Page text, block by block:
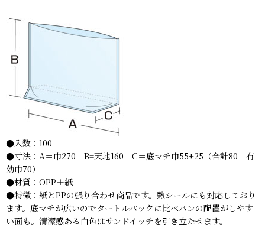
●入数：100
●寸法：A＝巾270 B=天地160 C＝底マチ巾55+25（合計80 有
効巾70）
●材質：OPP＋紙
●特徴：紙とPPの張り合わせ商品です。熱シールにも対応しており
ます。底マチが広いのでタートルパックに比べパンの配置がしやす
い面も。清潔感ある白色はサンドイッチを引き立たせます。